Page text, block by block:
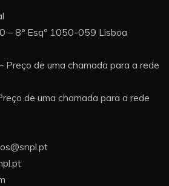
– 8º Esqº 1050-059 Lisboa
de uma chamada para a rede
de uma chamada para a rede